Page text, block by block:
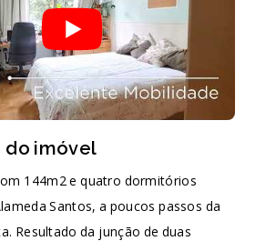
do imóvel
144m2 e quatro dormitórios
Santos, a poucos passos da
Resultado da junção de duas